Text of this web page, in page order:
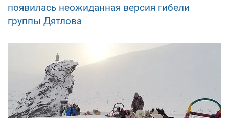
появилась неожиданная версия гибели
группы Дятлова